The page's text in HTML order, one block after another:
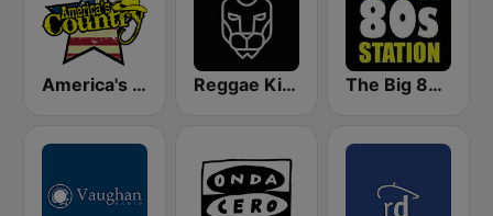
America's Country Reggae King Radio The Big 80s Station